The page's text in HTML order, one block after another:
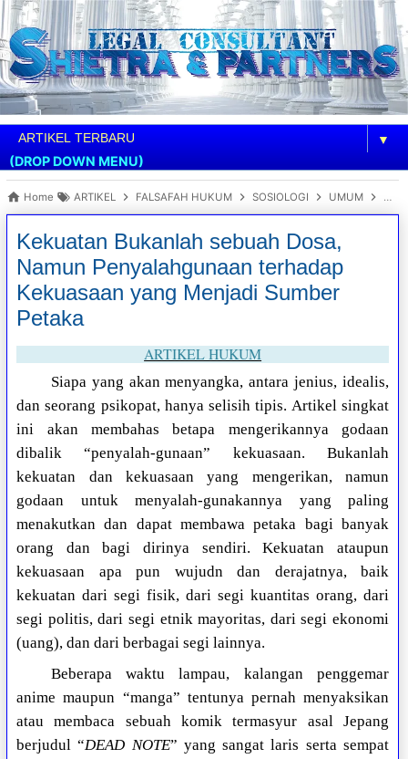
▼
(DROP DOWN MENU)
Home ARTIKEL FALSAFAH HUKUM SOSIOLOGI UMUM
Kekuatan Bukanlah sebuah Dosa,
Namun Penyalahgunaan terhadap
Kekuasaan yang Menjadi Sumber
Petaka
ARTIKEL HUKUM
Siapa yang akan menyangka, antara jenius, idealis,
dan seorang psikopat, hanya selisih tipis. Artikel singkat
ini akan membahas betapa mengerikannya godaan
dibalik “penyalah-gunaan” kekuasaan. Bukanlah
kekuatan dan kekuasaan yang mengerikan, namun
godaan untuk menyalah-gunakannya yang paling
menakutkan dan dapat membawa petaka bagi banyak
orang dan bagi dirinya sendiri. Kekuatan ataupun
kekuasaan apa pun wujudn dan derajatnya, baik
kekuatan dari segi fisik, dari segi kuantitas orang, dari
segi politis, dari segi etnik mayoritas, dari segi ekonomi
(uang), dan dari berbagai segi lainnya.
Beberapa waktu lampau, kalangan penggemar
anime maupun “manga” tentunya pernah menyaksikan
atau membaca sebuah komik termasyur asal Jepang
berjudul “DEAD NOTE” yang sangat laris serta sempat